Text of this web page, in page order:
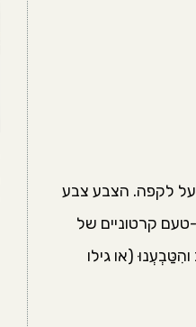
לקפה. הצבע צבע
קרטוניים של
(או גילו